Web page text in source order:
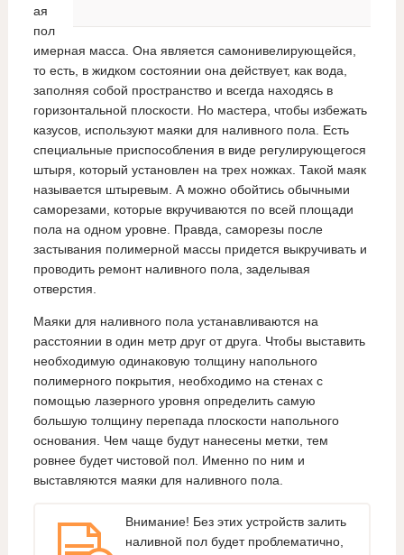
ая
пол
имерная масса. Она является самонивелирующейся,
то есть, в жидком состоянии она действует, как вода,
заполняя собой пространство и всегда находясь в
горизонтальной плоскости. Но мастера, чтобы избежать
казусов, используют маяки для наливного пола. Есть
специальные приспособления в виде регулирующегося
штыря, который установлен на трех ножках. Такой маяк
называется штыревым. А можно обойтись обычными
саморезами, которые вкручиваются по всей площади
пола на одном уровне. Правда, саморезы после
застывания полимерной массы придется выкручивать и
проводить ремонт наливного пола, заделывая
отверстия.
Маяки для наливного пола устанавливаются на
расстоянии в один метр друг от друга. Чтобы выставить
необходимую одинаковую толщину напольного
полимерного покрытия, необходимо на стенах с
помощью лазерного уровня определить самую
большую толщину перепада плоскости напольного
основания. Чем чаще будут нанесены метки, тем
ровнее будет чистовой пол. Именно по ним и
выставляются маяки для наливного пола.
Внимание! Без этих устройств залить
наливной пол будет проблематично,